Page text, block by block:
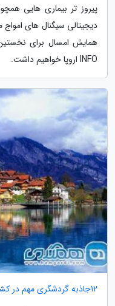
پیروز تر بیماری هایی
INFO اروپا خواهیم داشت.
12جاذبه گردشگری مهم در کشور زیبای سوئیس